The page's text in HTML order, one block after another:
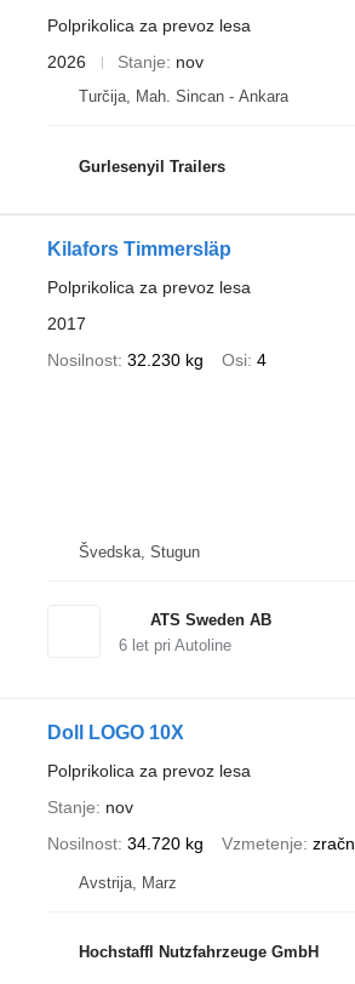
Polprikolica za prevoz lesa
2026
Stanje nov
Turčija, Mah. Sincan - Ankara
Gurlesenyil Trailers
Kilafors Timmersläp
Polprikolica za prevoz lesa
2017
Nosilnost 32.230 kg Osi 4
Švedska, Stugun
ATS Sweden AB
6let pri Autoline
Doll LOGO 10X
Polprikolica za prevoz lesa
Stanje
nov
Nosilnost 34.720 kg Vzmetenje
Avstrija, Marz
Hochstaffl Nutzfahrzeuge GmbH